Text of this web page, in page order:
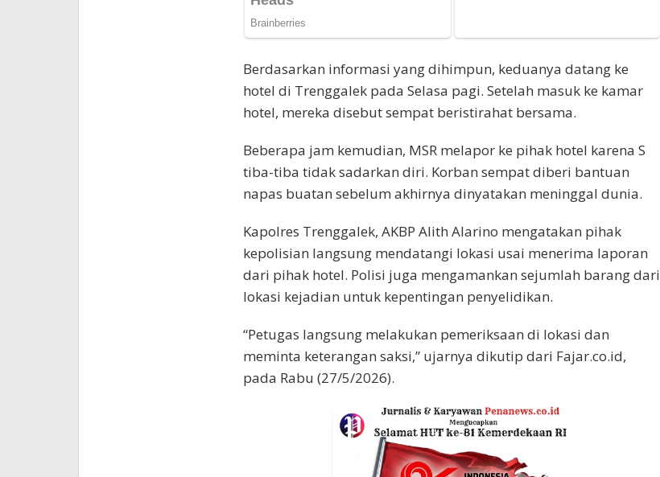
Berdasarkan informasi yang dihimpun, keduanya datang ke
hotel di Trenggalek pada Selasa pagi. Setelah masuk ke kamar
hotel, mereka disebut sempat beristirahat bersama.
Beberapa jam kemudian, MSR melapor ke pihak hotel karena S
tiba-tiba tidak sadarkan diri. Korban sempat diberi bantuan
napas buatan sebelum akhirnya dinyatakan meninggal dunia.
Kapolres Trenggalek, AKBP Alith Alarino mengatakan pihak
kepolisian langsung mendatangi lokasi usai menerima laporan
dari pihak hotel. Polisi juga mengamankan sejumlah barang dari
lokasi kejadian untuk kepentingan penyelidikan.
“Petugas langsung melakukan pemeriksaan di lokasi dan
meminta keterangan saksi,” ujarnya dikutip dari Fajar.co.id,
pada Rabu (27/5/2026).